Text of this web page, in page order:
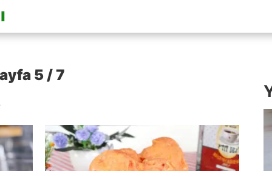
5 / 7